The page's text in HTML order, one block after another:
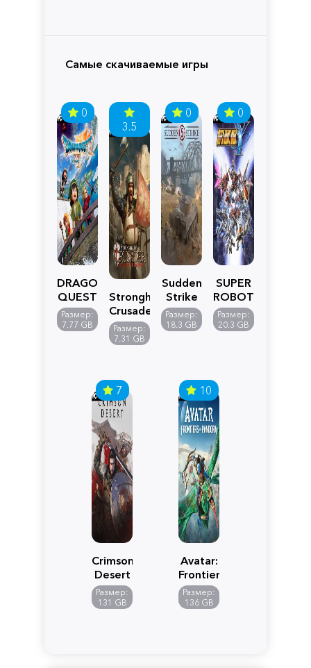
Самые скачиваемые игры
0
DRAGON
QUEST
VII
Reimagined
Размер:
7.77 GB
3.5
Stronghold
Crusader:
Definitive
Edition
Размер:
7.31 GB
0
Sudden
Strike
5
Размер:
18.3 GB
0
SUPER
ROBOT
WARS
Y
Размер:
20.3 GB
7
Crimson
Desert
Размер:
131 GB
10
Avatar:
Frontiers
of
Pandora
Размер:
136 GB